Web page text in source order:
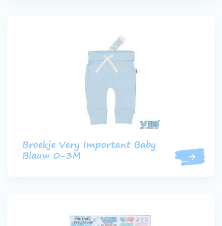
Broekje Very Important Baby
Blauw 0-3M